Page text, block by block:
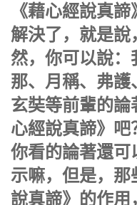
《藉心經說真
解決了，就是說
然，你可以說：
那、月稱、弗護
玄奘等前輩的
心經說真諦》吧
你看的論著還可
示嘛，但是，那
說真諦》的作